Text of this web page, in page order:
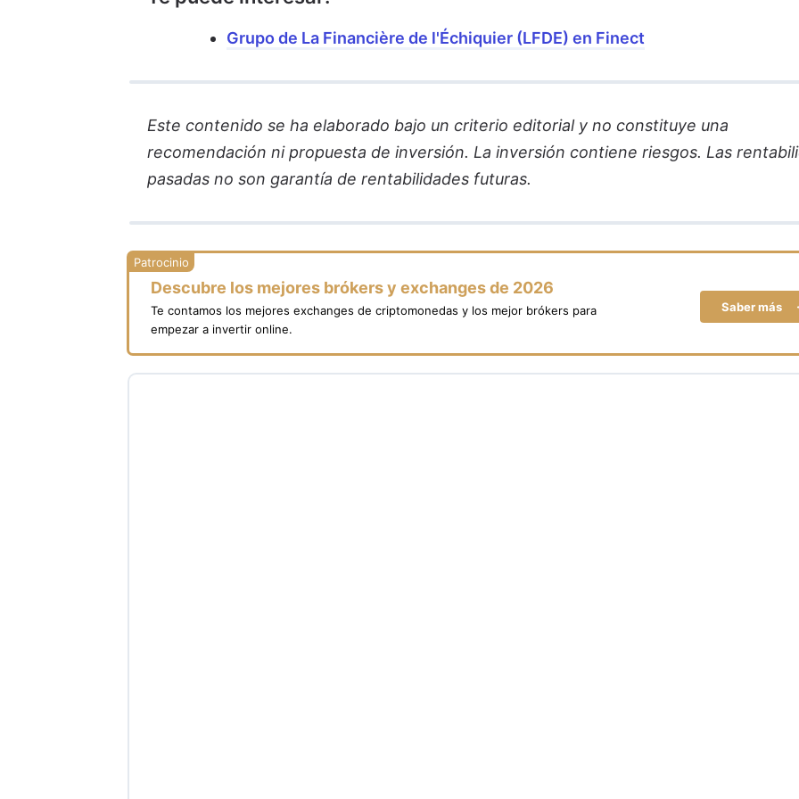
Grupo de La Financière de l'Échiquier (LFDE) en Finect
Este contenido se ha elaborado bajo un criterio editorial y no constituye una
recomendación ni propuesta de inversión. La inversión contiene riesgos. Las
pasadas no son garantía de rentabilidades futuras.
Descubre los mejores brókers y exchanges de 2026
Te contamos los mejores exchanges de criptomonedas y los mejor brókers para
empezar a invertir online.
Saber más